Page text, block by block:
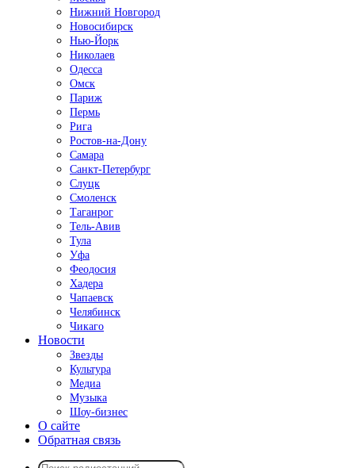
Нижний Новгород
Новосибирск
Нью-Йорк
Николаев
Одесса
Омск
Париж
Пермь
Рига
Ростов-на-Дону
Самара
Санкт-Петербург
Слуцк
Смоленск
Таганрог
Тель-Авив
Тула
Уфа
Феодосия
Хадера
Чапаевск
Челябинск
Чикаго
Новости
Звезды
Культура
Медиа
Музыка
Шоу-бизнес
О сайте
Обратная связь